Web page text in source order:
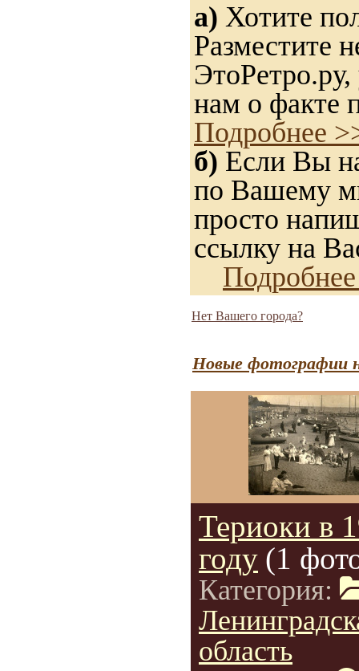
а) Хотите
Разместите
нам о факте
Подробнее
б) Если Вы
по Вашему
просто
ссылку на
Нет Вашего города?
Новые фотографии
Териоки в
году (1
Категория:
область